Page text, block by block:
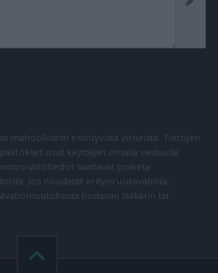
mahdollisesti esiintyvistä virheistä. Tietojen
ovat käyttäjän omalla vastuulla.
saattavat poiketa
Jos noudatat erityisruokavaliota,
hoitavan lääkärin tai